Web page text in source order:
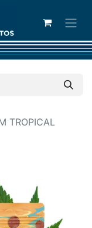
TROPICAL